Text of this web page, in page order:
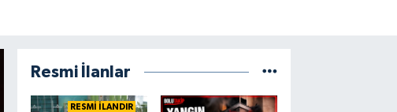
Resmi İlanlar
RESMİ İLANDIR